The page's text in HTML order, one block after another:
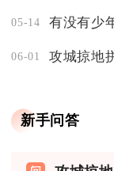
05-14 有没有少
06-01 攻城掠地
新手问答